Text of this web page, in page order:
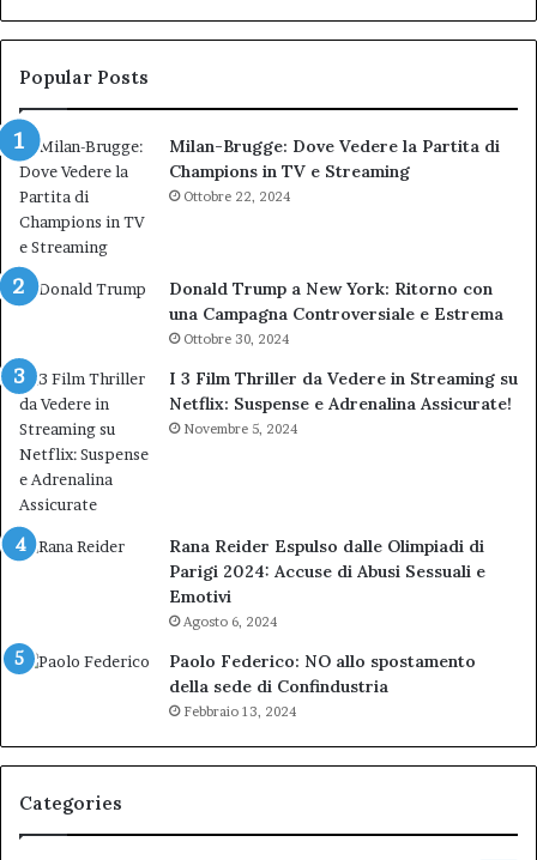
Nuova
bocciatura
del
ai
Popular Posts
Milan-Brugge: Dove Vedere la Partita di
Champions in TV e Streaming
Ottobre 22, 2024
Donald Trump a New York: Ritorno con
una Campagna Controversiale e Estrema
Ottobre 30, 2024
I 3 Film Thriller da Vedere in Streaming su
Netflix: Suspense e Adrenalina Assicurate!
Novembre 5, 2024
Rana Reider Espulso dalle Olimpiadi di
Parigi 2024: Accuse di Abusi Sessuali e
Emotivi
Agosto 6, 2024
Paolo Federico: NO allo spostamento
della sede di Confindustria
Febbraio 13, 2024
Categories